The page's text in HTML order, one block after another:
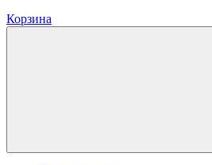
Корзина